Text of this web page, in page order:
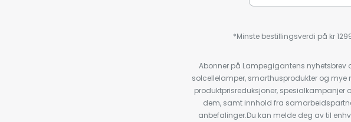
*Minste bestillingsverdi på kr
Abonner på Lampegigantens
solcellelamper, smarthusprodukter og
produktprisreduksjoner,
dem, samt innhold fra
anbefalinger.Du kan melde deg av til